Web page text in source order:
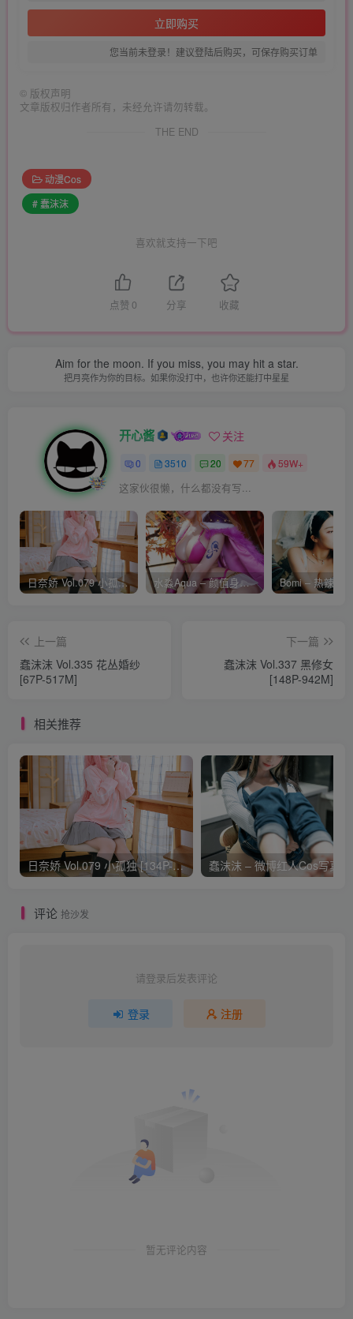
立即购买
您当前未登录！建议登陆后购买，可保存购买订单
© 版权声明
文章版权归作者所有，未经允许请勿转载。
THE END
动漫Cos
# 蠢沫沫
喜欢就支持一下吧
点赞 0 分享 收藏
Aim for the moon. If you miss, you may hit a star.
把月亮作为你的目标。如果你没打中，也许你还能打中星星
开心酱 关注
0 3510 20 77 59W+
这家伙很懒，什么都没有写...
日奈娇 Vol.079 小孤独 [134P-1.84GB] 水淼Aqua – 颜值身材双在线 火爆日本 Cos写真作品合集
上一篇
蠢沫沫 Vol.335 花丛婚纱
[67P-517M]
下一篇
蠢沫沫 Vol.337 黑修女
[148P-942M]
相关推荐
日奈娇 Vol.079 小孤独 [134P-1.84GB]
评论 抢沙发
请登录后发表评论
登录 注册
暂无评论内容